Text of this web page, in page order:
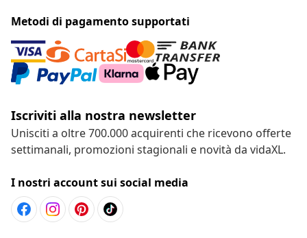
Metodi di pagamento supportati
Iscriviti alla nostra newsletter
Unisciti a oltre 700.000 acquirenti che ricevono offerte
settimanali, promozioni stagionali e novità da vidaXL.
I nostri account sui social media